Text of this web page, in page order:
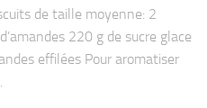
de taille moyenne: 2
220 g de sucre glace
effilées Pour aromatiser